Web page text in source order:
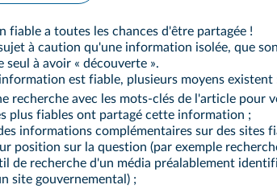
fiable a toutes les chances d'être partagée !
à caution qu'une information isolée, que
seul à avoir « découverte ».
est fiable, plusieurs moyens existent
recherche avec les mots-clés de l'article pour
plus fiables ont partagé cette information ;
informations complémentaires sur des sites
position sur la question (par exemple
de recherche d'un média préalablement
site gouvernemental) ;